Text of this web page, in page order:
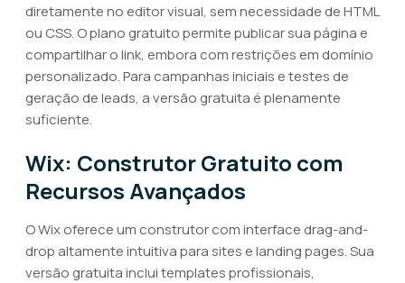
diretamente no editor visual, sem necessidade de HTML
ou CSS. O plano gratuito permite publicar sua página e
compartilhar o link, embora com restrições em domínio
personalizado. Para campanhas iniciais e testes de
geração de leads, a versão gratuita é plenamente
suficiente.
Wix: Construtor Gratuito com
Recursos Avançados
O Wix oferece um construtor com interface drag-and-
drop altamente intuitiva para sites e landing pages. Sua
versão gratuita inclui templates profissionais,